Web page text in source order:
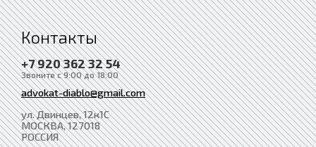
Контакты
+7 920 362 32 54
Звоните с 9:00 до 18:00
advokat-diablo@gmail.com
ул. Двинцев, 12к1С
МОСКВА, 127018
РОССИЯ